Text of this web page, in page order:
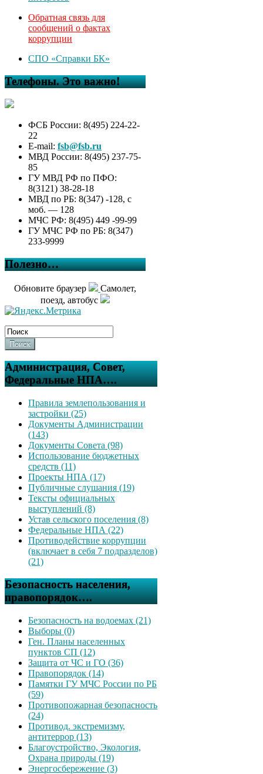
Обратная связь для
сообщений о фактах
коррупции
СПО «Справки БК»
Телефоны. Это важно!
ФСБ России: 8(495) 224-22-
22
E-mail: fsb@fsb.ru
МВД России: 8(495) 237-75-
85
ГУ МВД РФ по ПФО:
8(3121) 38-28-18
МВД по РБ: 8(347) -128, с
моб. — 128
МЧС РФ: 8(495) 449 -99-99
ГУ МЧС РФ по РБ: 8(347)
233-9999
Полезно…
Обновите браузер
Самолет,
поезд, автобус
Поиск
Администрация, Совет,
Федеральные НПА….
Правила землепользования и
застройки (25)
Документы Администрации
(143)
Документы Совета (98)
Использование бюджетных
средств (11)
Проекты НПА (17)
Публичные слушания (19)
Тексты официальных
выступлений (8)
Устав сельского поселения (8)
Федеральные НПА (22)
Противодействие коррупции
(включает в себя 7 подразделов)
(21)
Безопасность населения,
правопорядок….
Безопасность на водоемах (21)
Выборы (0)
Ген. Планы населенных
пунктов СП (12)
Защита от ЧС и ГО (36)
Правопорядок (14)
Памятки ГУ МЧС России по РБ
(59)
Противопожарная безопасность
(24)
Противод. экстремизму,
антитеррор (13)
Благоустройство, Экология,
Охрана природы (19)
Энергосбережение (3)